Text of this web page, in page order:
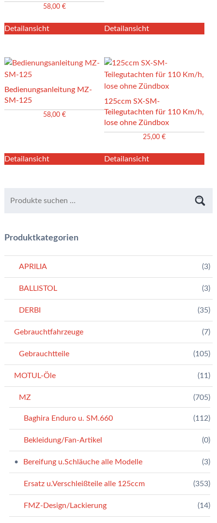
58,00 €
Detailansicht Detailansicht
Bedienungsanleitung MZ-
SM-125
58,00 €
Detailansicht
125ccm SX-SM-
Teilegutachten für 110 Km/h,
lose ohne Zündbox
25,00€
Detailansicht
Produktkategorien
APRILIA (3)
BALLISTOL (3)
DERBI (35)
Gebrauchtfahrzeuge (7)
Gebrauchtteile (105)
MOTUL-Öle (11)
MZ (705)
Baghira Enduro u. SM.660 (112)
Bekleidung/Fan-Artikel (0)
Bereifung u.Schläuche alle Modelle (3)
Ersatz u.Verschleißteile alle 125ccm (353)
FMZ-Design/Lackierung (14)